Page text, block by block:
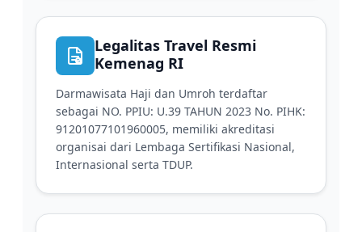
Legalitas Travel Resmi
Kemenag RI
Darmawisata Haji dan Umroh terdaftar
sebagai NO. PPIU: U.39 TAHUN 2023 No. PIHK:
91201077101960005, memiliki akreditasi
organisai dari Lembaga Sertifikasi Nasional,
Internasional serta TDUP.